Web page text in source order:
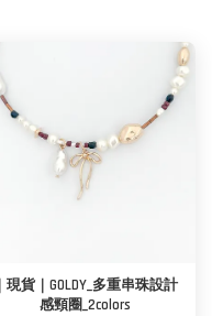
｜現貨｜GOLDY_多重串珠設計
感頸圈_2colors